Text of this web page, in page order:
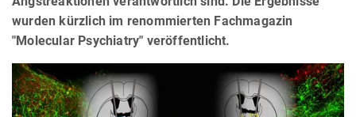
wurden kürzlich im renommierten Fachmagazin
"Molecular Psychiatry" veröffentlicht.